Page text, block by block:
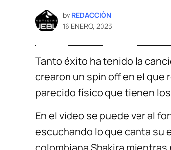
by REDACCIÓN
16 ENERO, 2023
Tanto éxito ha tenido la
crearon un spin off en el que
parecido físico que tienen
En el video se puede ver al
escuchando lo que canta su
colombiana Shakira mientras